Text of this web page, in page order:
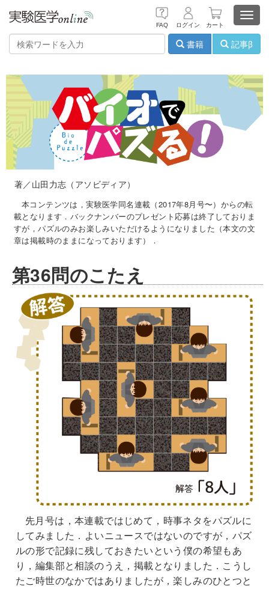
FAQ ログイン カート
書籍
記事β
著／山田力志（アソビディア）
本コンテンツは，実験医学同名連載（2017年8月号〜）からの転
載となります．バックナンバーのプレゼント応募は終了しておりま
すが，パズルのみお楽しみいただけるようになりました（本文の文
章は掲載時のままになっております）．
第36問のこたえ
先月号は，本連載ではじめて，時事ネタをパズルに
してみました．よいニュースではないのですが，パズ
ルの形で記録に残しておきたいという僕の希望もあ
り，編集部と相談のうえ，掲載となりました．こうし
たご時世のなかではありましたが，楽しみのひとつと